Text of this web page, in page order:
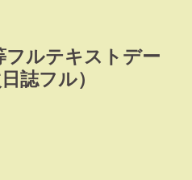
フルテキストデー
誌フル）